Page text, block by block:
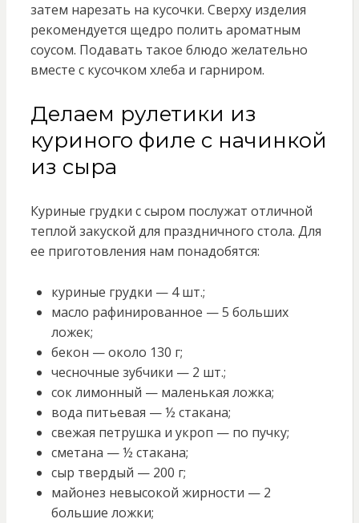
затем нарезать на кусочки. Сверху изделия
рекомендуется щедро полить ароматным
соусом. Подавать такое блюдо желательно
вместе с кусочком хлеба и гарниром.
Делаем рулетики из
куриного филе с начинкой
из сыра
Куриные грудки с сыром послужат отличной
теплой закуской для праздничного стола. Для
ее приготовления нам понадобятся:
куриные грудки — 4 шт.;
масло рафинированное — 5 больших
ложек;
бекон — около 130 г;
чесночные зубчики — 2 шт.;
сок лимонный — маленькая ложка;
вода питьевая — ½ стакана;
свежая петрушка и укроп — по пучку;
сметана — ½ стакана;
сыр твердый — 200 г;
майонез невысокой жирности — 2
большие ложки;